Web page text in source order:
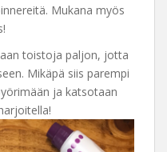
Mukana myös
toistoja paljon, jotta
Mikäpä siis parempi
ja katsotaan